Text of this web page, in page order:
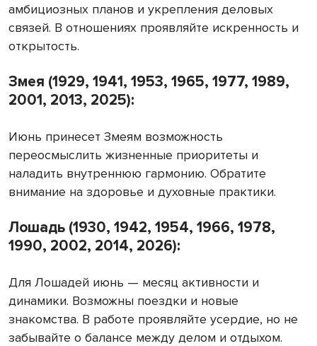
амбициозных планов и укрепления деловых
связей. В отношениях проявляйте искренность и
открытость.
Змея (1929, 1941, 1953, 1965, 1977, 1989,
2001, 2013, 2025):
Июнь принесет Змеям возможность
переосмыслить жизненные приоритеты и
наладить внутреннюю гармонию. Обратите
внимание на здоровье и духовные практики.
Лошадь (1930, 1942, 1954, 1966, 1978,
1990, 2002, 2014, 2026):
Для Лошадей июнь — месяц активности и
динамики. Возможны поездки и новые
знакомства. В работе проявляйте усердие, но не
забывайте о балансе между делом и отдыхом.